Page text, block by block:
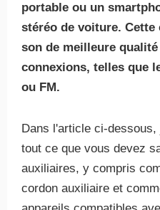
portable ou un
stéréo de voiture.
son de meilleure
connexions, telles que
ou FM.
Dans l'article ci-
tout ce que vous devez
auxiliaires, y compris
cordon auxiliaire et